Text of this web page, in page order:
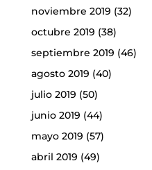
noviembre 2019 (32)
octubre 2019 (38)
septiembre 2019 (46)
agosto 2019 (40)
julio 2019 (50)
junio 2019 (44)
mayo 2019 (57)
abril 2019 (49)